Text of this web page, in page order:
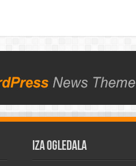
IZA OGLEDALA